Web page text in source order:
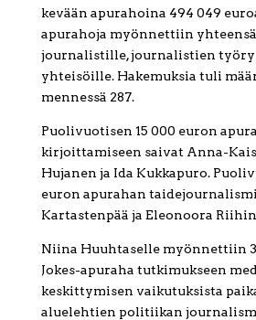
kevään apurahoina 494 049
apurahoja myönnettiin yhteensä
journalistille, journalistien
yhteisöille. Hakemuksia tuli
mennessä 287.
Puolivuotisen 15 000 euron
kirjoittamiseen saivat Anna-
Hujanen ja Ida Kukkapuro.
euron apurahan
Kartastenpää ja Eleonoora
Niina Huuhtaselle myönnettiin
Jokes-apuraha tutkimukseen
keskittymisen vaikutuksista
aluelehtien politiikan